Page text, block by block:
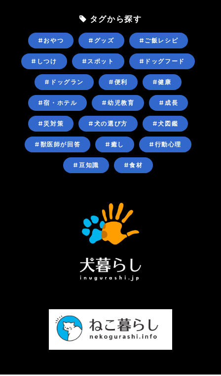
タグから探す
#おやつ #グッズ #ご飯レシピ
#しつけ #スポット #ドッグフード
#ドッグラン #便利 #健康
#宿・ホテル #幼児教育 #成長
#災対策 #犬の選び方 #犬図鑑
#獣医師が回答 #癒し #行動心理
#豆知識 #食材